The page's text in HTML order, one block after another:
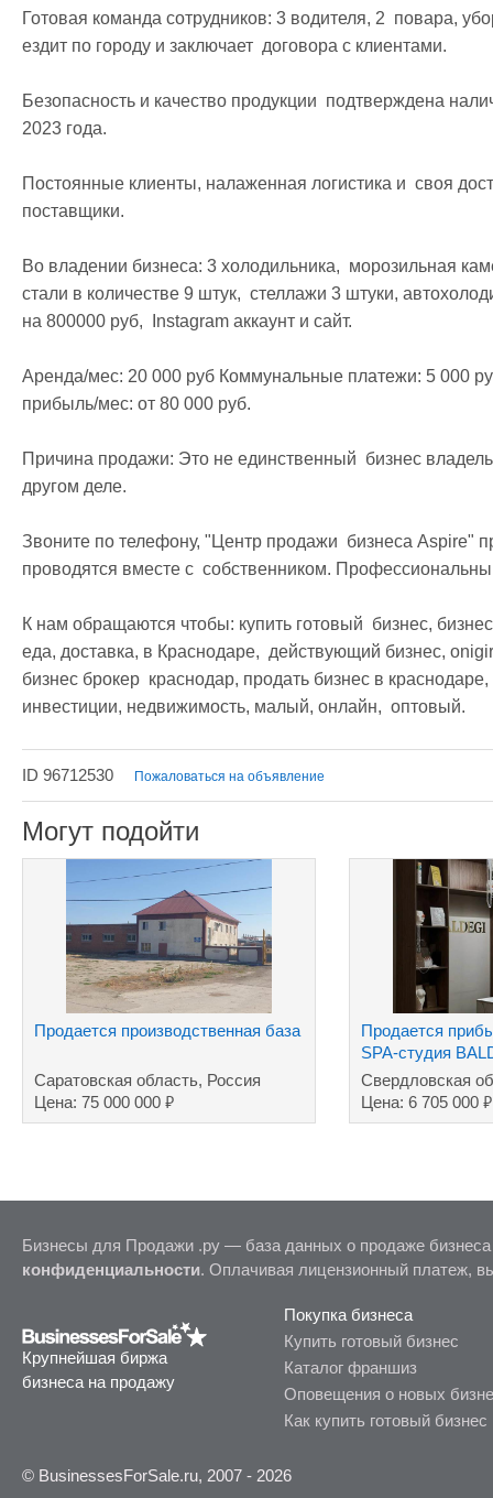
Готовая команда сотрудников: 3 водителя, 2  повара,
ездит по городу и заключает  договора с клиентами.
Безопасность и качество продукции  подтверждена
2023 года.
Постоянные клиенты, налаженная логистика и  своя
поставщики.
Во владении бизнеса: 3 холодильника,  морозильная
стали в количестве 9 штук,  стеллажи 3 штуки,
на 800000 руб,  Instagram аккаунт и сайт.
Аренда/мес: 20 000 руб Коммунальные платежи: 5 000
прибыль/мес: от 80 000 руб.
Причина продажи: Это не единственный  бизнес
другом деле.
Звоните по телефону, "Центр продажи  бизнеса Aspire"
проводятся вместе с  собственником.
К нам обращаются чтобы: купить готовый  бизнес,
еда, доставка, в Краснодаре,  действующий бизнес,
бизнес брокер  краснодар, продать бизнес в
инвестиции, недвижимость, малый, онлайн,  оптовый.
ID 96712530 Пожаловаться на объявление
Могут подойти
Продается производственная база
Саратовская область, Россия
Цена: 75 000 000 ₽
Продается
SPA-студия
Свердловская
Цена: 6 705 000₽
Бизнесы для Продажи .ру — база данных о продаже
конфиденциальности. Оплачивая лицензионный платеж,
Крупнейшая биржа
бизнеса на продажу
Покупка бизнеса
Купить готовый бизнес
Каталог франшиз
Оповещения о новых
Как купить готовый бизнес
© BusinessesForSale.ru, 2007 - 2026